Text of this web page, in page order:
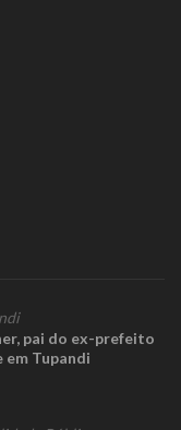
pai do ex-prefeito
em Tupandi